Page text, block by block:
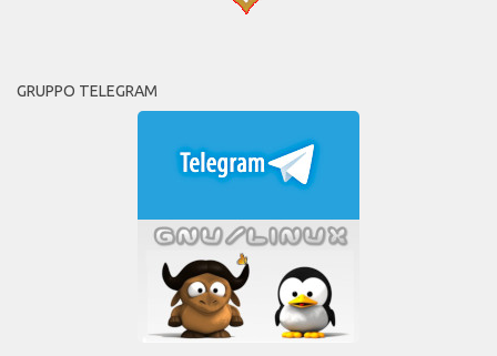
GRUPPO TELEGRAM